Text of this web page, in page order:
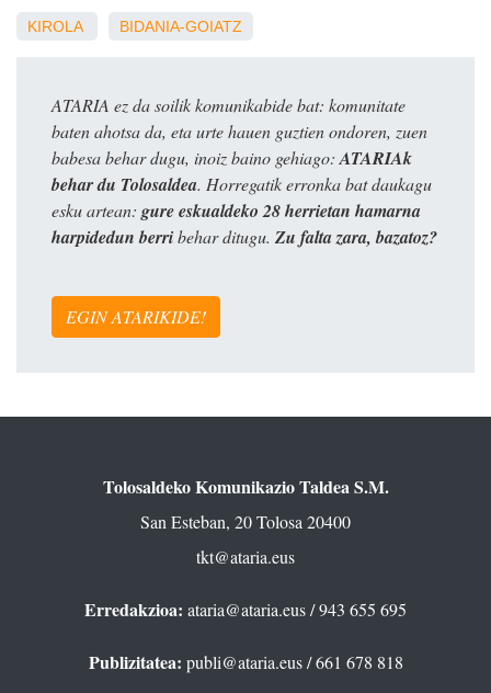
KIROLA BIDANIA-GOIATZ
ATARIA ez da soilik komunikabide bat: komunitate
baten ahotsa da, eta urte hauen guztien ondoren, zuen
babesa behar dugu, inoiz baino gehiago:ATARIAk
behar du Tolosaldea. Horregatik erronka bat daukagu
esku artean: gure eskualdeko 28 herrietan hamarna
harpidedun berribehar ditugu. Zu falta zara, bazatoz?
EGIN ATARIKIDE!
Tolosaldeko Komunikazio Taldea S.M.
San Esteban, 20 Tolosa 20400
tkt@ataria.eus
Erredakzioa: ataria@ataria.eus/ 943 655 695
Publizitatea: publi@ataria.eus/ 661 678 818